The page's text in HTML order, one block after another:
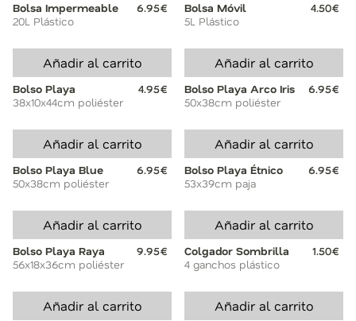
Bolsa Impermeable
6.95€
20L Plástico
Bolsa Móvil
4.50€
5L Plástico
Añadir al carrito
Bolso Playa
4.95€
38x10x44cm poliéster
Añadir al carrito
Bolso Playa Arco Iris
6.95€
50x38cm poliéster
Añadir al carrito
Bolso Playa Blue
6.95€
50x38cm poliéster
Añadir al carrito
Bolso Playa Étnico
6.95€
53x39cm paja
Añadir al carrito
Bolso Playa Raya
9.95€
56x18x36cm poliéster
Añadir al carrito
Colgador Sombrilla
1.50€
4 ganchos plástico
Añadir al carrito Añadir al carrito